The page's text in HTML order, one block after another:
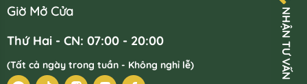
Giờ Mở Cửa
Thứ Hai - CN: 07:00 - 20:00
(Tất cả ngày trong tuần - Không nghỉ lễ) N
H
Ậ
N
T
Ư
V
Ấ
N